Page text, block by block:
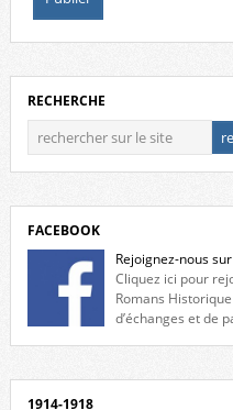
RECHERCHE
FACEBOOK
Rejoignez-nous
Cliquez ici pour
Romans
d’échanges et de
1914-1918